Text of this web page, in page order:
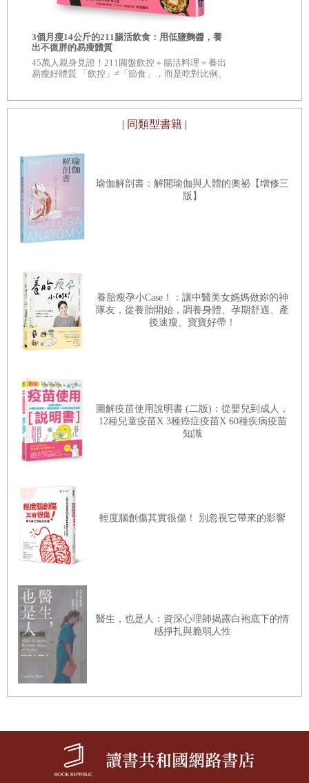
08—頏顙
但很少人知道人的嘴裡還有一個眼兒通往鼻腔，
◆ 09 —髎
古人把骨頭的接縫稱為髎，發音同療。
有的則是骨與骨之間呈半癒合狀態，如同磨磚對縫。
耳和髎（別名，和髎），確切地說，耳和髎的髎是耳軟
骨與顱骨的接縫。耳朵凍疼了的時候，
可以齊著耳根（耳和髎）上下擠壓，可以快速改善整個
耳朵的供血、供氣。
◆11—口唇
口唇其實就是口腔黏膜的外延和外展。
因此口唇的病變往往預示或代表了口腔內部和胃食道黏
◆12—牙齒
牙和齒還是有區別的。中文是象形文字，
牙象徵前面的門牙和犬牙，而齒就代表臼齒。
◆13—髭、須、髯
長在上嘴唇的鬍鬚叫做「髭」，長在下巴上的叫做
「鬚」，髭鬚茂密，包圍了口唇，稱「髯」。觸碰鬍鬚
意味著侵犯、冒犯，自古以來，揭龍鱗、拔虎鬚都是大
逆不道的事。
—咽喉
小時候吃飯被教訓不許亂說話、打鬧，要說話前先把嘴
接受了我上大學和臨床實踐的經驗和教訓，厚朴中醫學
摸得著的活人的結構，再去感覺流動變化的氣血，去想
像物質背後無形的存在。
版的書多以口述、講課內容整理而成，偏通俗口語，欠
缺更嚴謹的考據和整理。二
一五年，我申請在《新週
刊》開闢專欄，續寫《字裡藏醫》，獲得了封新城兄的
大力支持。我從頭到腳把中醫對形體結構、組織器官的
認識梳理了一遍。花費兩年多的時間，我一共寫了五十
大家學習參考。《知己》也是一部很好的中醫入門基礎
讀物。人都是有惰性的，若不是兩週一期定時有編輯
催，我肯定會一拖再拖，把這事兒放荒了。
有了先入為主的邪念，在邪念的指引下去生活，只能是
戕害自己的身心。
先恢復自知，再恢復自覺，是現代人最需要的。
3個月瘦14公斤的211腸活飲食：用低鹽麴醬，養
出不復胖的易瘦體質
45萬人親身見證！211圓盤飲控＋腸活料理＝養出
易瘦好體質 「飲控」≠「節食」，而是吃對比例、
| 同類型書籍 |
瑜伽解剖書：解開瑜伽與人體的奧祕【增修三
版】
養胎瘦孕小Case！：讓中醫美女媽媽做妳的神
隊友，從養胎開始，調養身體、孕期舒適、產
後速瘦、寶寶好帶！
圖解疫苗使用說明書 (二版)：從嬰兒到成人，
12種兒童疫苗X 3種癌症疫苗X 60種疾病疫苗
知識
輕度腦創傷其實很傷！ 別忽視它帶來的影響
醫生，也是人：資深心理師揭露白袍底下的情
感掙扎與脆弱人性